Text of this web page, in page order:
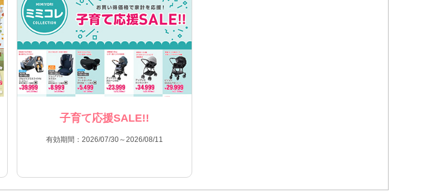
子育て応援SALE!!
有効期間：2026/07/30～2026/08/11